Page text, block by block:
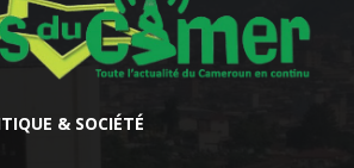
& SOCIÉTÉ